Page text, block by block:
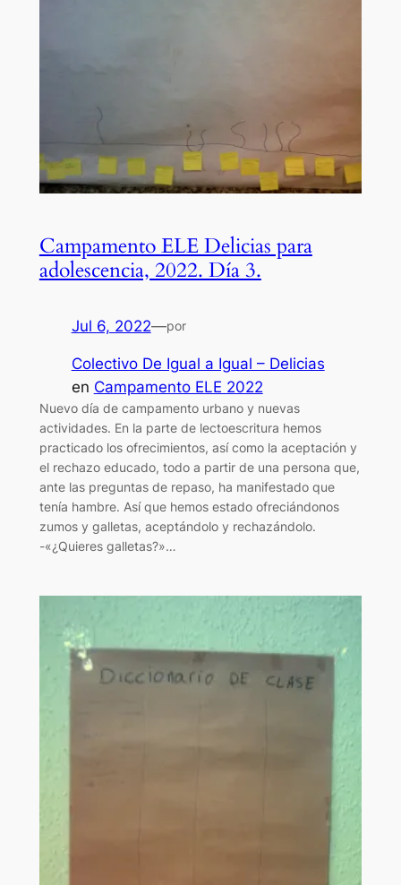
Campamento ELE Delicias para
adolescencia, 2022. Día 3.
Jul 6, 2022—por
Colectivo De Igual a Igual – Delicias
en Campamento ELE 2022
Nuevo día de campamento urbano y nuevas
actividades. En la parte de lectoescritura hemos
practicado los ofrecimientos, así como la aceptación y
el rechazo educado, todo a partir de una persona que,
ante las preguntas de repaso, ha manifestado que
tenía hambre. Así que hemos estado ofreciándonos
zumos y galletas, aceptándolo y rechazándolo.
-«¿Quieres galletas?»…